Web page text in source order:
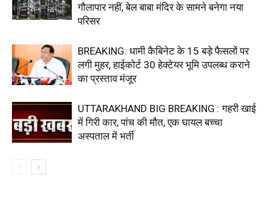
गौलापार नहीं, बेल बाबा मंदिर के सामने बनेगा नया
परिसर
BREAKING: धामी कैबिनेट के 15 बड़े फैसलों पर
लगी मुहर, हाईकोर्ट 30 हेक्टेयर भूमि उपलब्ध कराने
का प्रस्ताव मंजूर
UTTARAKHAND BIG BREAKING : गहरी खाई
में गिरी कार, पांच की मौत, एक घायल बच्चा
अस्पताल में भर्ती